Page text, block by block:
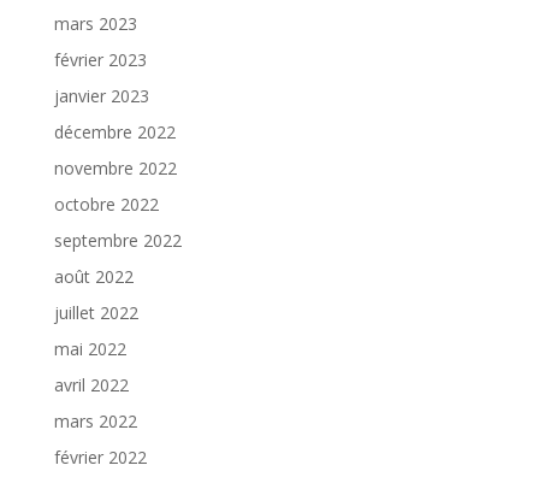
mars 2023
février 2023
janvier 2023
décembre 2022
novembre 2022
octobre 2022
septembre 2022
août 2022
juillet 2022
mai 2022
avril 2022
mars 2022
février 2022